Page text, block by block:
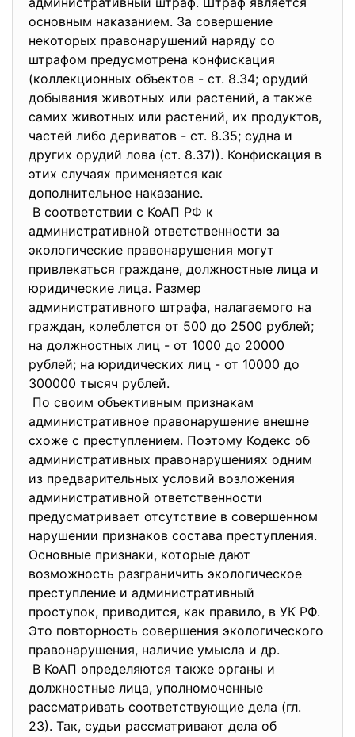
основным наказанием. За совершение
некоторых правонарушений наряду со
штрафом предусмотрена конфискация
(коллекционных объектов - ст. 8.34; орудий
добывания животных или растений, а также
самих животных или растений, их продуктов,
частей либо дериватов - ст. 8.35; судна и
других орудий лова (ст. 8.37)). Конфискация в
этих случаях применяется как
дополнительное наказание.
В соответствии с КоАП РФ к
административной ответственности за
экологические правонарушения могут
привлекаться граждане, должностные лица и
юридические лица. Размер
административного штрафа, налагаемого на
граждан, колеблется от 500 до 2500 рублей;
на должностных лиц - от 1000 до 20000
рублей; на юридических лиц - от 10000 до
300000 тысяч рублей.
По своим объективным признакам
административное правонарушение внешне
схоже с преступлением. Поэтому Кодекс об
административных правонарушениях одним
из предварительных условий возложения
административной ответственности
предусматривает отсутствие в совершенном
нарушении признаков состава преступления.
Основные признаки, которые дают
возможность разграничить экологическое
преступление и административный
проступок, приводится, как правило, в УК РФ.
Это повторность совершения экологического
правонарушения, наличие умысла и др.
В КоАП определяются также органы и
должностные лица, уполномоченные
рассматривать соответствующие дела (гл.
23). Так, судьи рассматривают дела об